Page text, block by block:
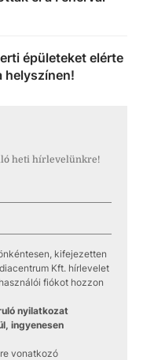
épületeket elérte
helyszínen!
heti hírlevelünkre!
kifejezetten
Kft. hírlevelet
fiókot hozzon
nyilatkozat
ingyenesen
vonatkozó